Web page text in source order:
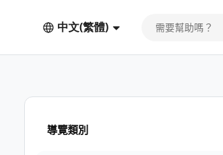
中文(繁體)
導覽類別